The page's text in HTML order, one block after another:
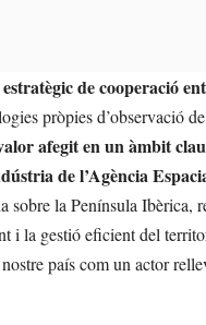
de cooperació
pròpies d’observació
afegit en un àmbit
de l’Agència
sobre la Península
i la gestió eficient del
país com un actor